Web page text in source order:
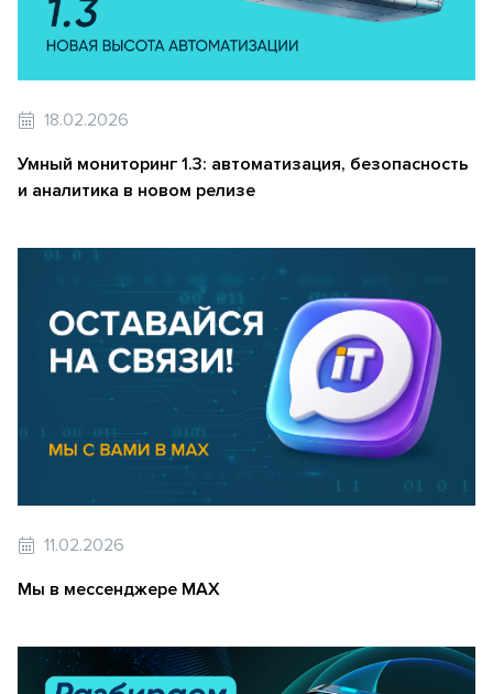
18.02.2026
Умный мониторинг 1.3: автоматизация, безопасность
и аналитика в новом релизе
11.02.2026
Мы в мессенджере MAX